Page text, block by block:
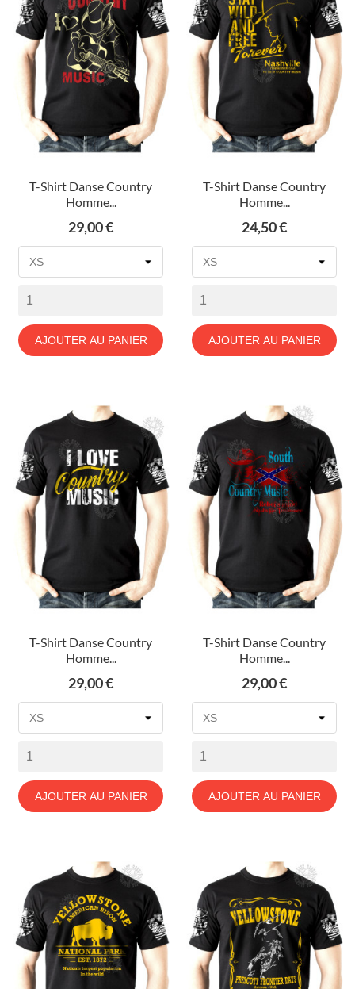
T-Shirt Danse Country
Homme...
Prix
29,00 €
AJOUTER AU PANIER
T-Shirt Danse Country
Homme...
Prix
24,50 €
AJOUTER AU PANIER
T-Shirt Danse Country
Homme...
Prix
29,00 €
AJOUTER AU PANIER
T-Shirt Danse Country
Homme...
Prix
29,00 €
AJOUTER AU PANIER